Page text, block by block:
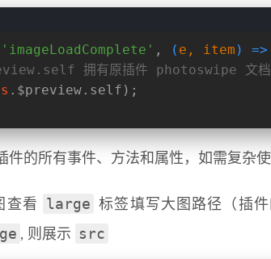
'imageLoadComplete' , ( e, item ) =>
拥有原插件 photoswipe 文档中
. $preview . self );
件的所有事件、方法和属性，如需复杂
查看 large 标签填写大图路径（插
, 则展示 src